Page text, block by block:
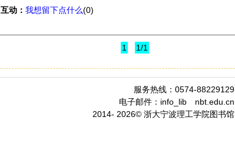
互动： 我想留下点什么(0)
1 1/1
服务热线：0574-88229129
电子邮件：info_lib
nbt.edu.cn
2014- 2026© 浙大宁波理工学院图书馆